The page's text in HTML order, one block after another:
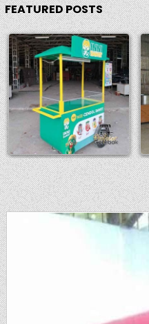
FEATURED POSTS